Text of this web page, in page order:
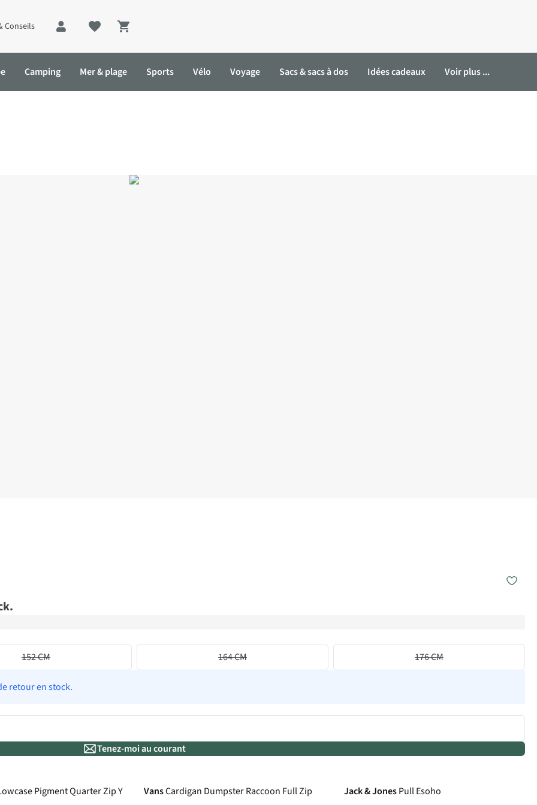
Conseils
Shopping cart
Camping Mer & plage Sports Vélo Voyage Sacs & sacs à dos Idées cadeaux Voir plus ...
152 CM 164 CM 176 CM
retour en stock.
Tenez-moi au courant
Pigment Quarter Zip Y VansCardigan Dumpster Raccoon Full Zip Jack & JonesPull Esoho